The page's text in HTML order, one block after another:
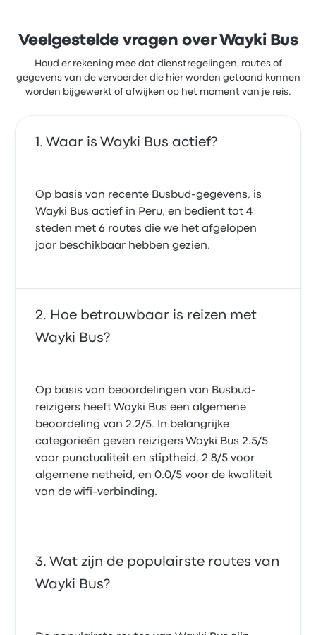
Veelgestelde vragen over Wayki Bus
Houd er rekening mee dat dienstregelingen, routes of
gegevens van de vervoerder die hier worden getoond kunnen
worden bijgewerkt of afwijken op het moment van je reis.
Waar is Wayki Bus actief?
Op basis van recente Busbud-gegevens, is
Wayki Bus actief in Peru, en bedient tot 4
steden met 6 routes die we het afgelopen
jaar beschikbaar hebben gezien.
Hoe betrouwbaar is reizen met
Wayki Bus?
Op basis van beoordelingen van Busbud-
reizigers heeft Wayki Bus een algemene
beoordeling van 2.2/5. In belangrijke
categorieën geven reizigers Wayki Bus 2.5/5
voor punctualiteit en stiptheid, 2.8/5 voor
algemene netheid, en 0.0/5 voor de kwaliteit
van de wifi-verbinding.
Wat zijn de populairste routes van
Wayki Bus?